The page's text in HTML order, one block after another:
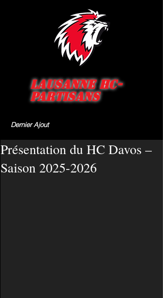
Lausanne HC-
Partisans
Dernier Ajout
Présentation du HC Davos –
Saison 2025-2026